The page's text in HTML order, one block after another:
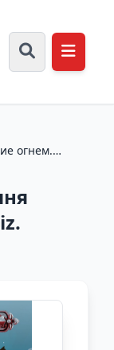
огнем.